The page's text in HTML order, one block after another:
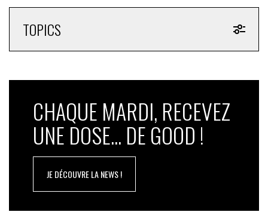
TOPICS
CHAQUE MARDI, RECEVEZ
UNE DOSE... DE GOOD !
JE DÉCOUVRE LA NEWS !